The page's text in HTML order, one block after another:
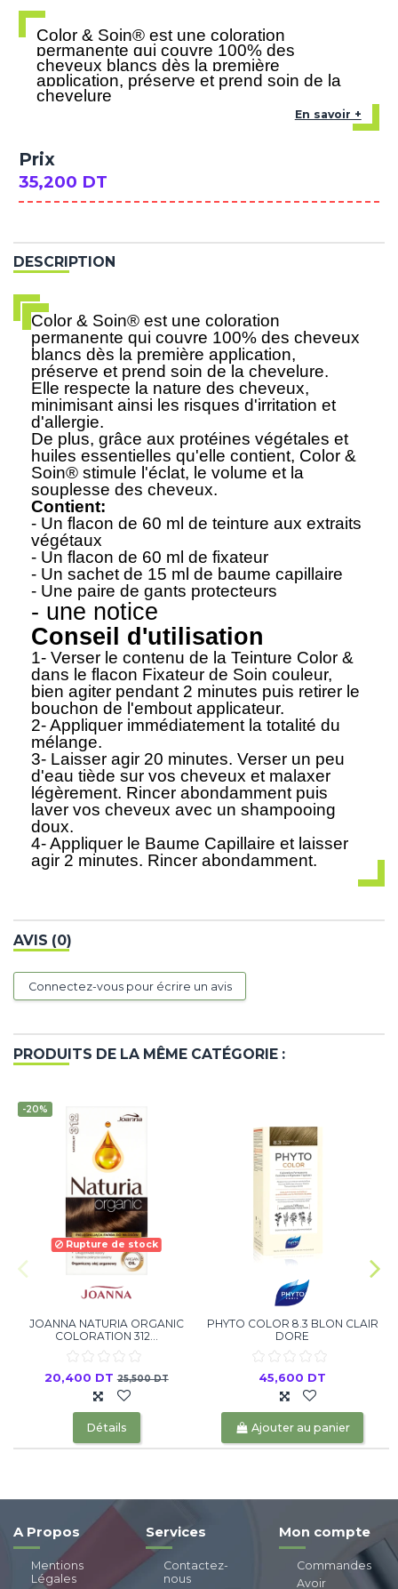
Color & Soin® est une coloration
permanente qui couvre 100% des
cheveux blancs dès la première
application, préserve et prend soin de la
chevelure
En savoir +
Prix
35,200 DT
DESCRIPTION
Color & Soin® est une coloration
permanente qui couvre 100% des cheveux
blancs dès la première application,
préserve et prend soin de la chevelure.
Elle respecte la nature des cheveux,
minimisant ainsi les risques d'irritation et
d'allergie.
De plus, grâce aux protéines végétales et
huiles essentielles qu'elle contient, Color &
Soin® stimule l'éclat, le volume et la
souplesse des cheveux.
Contient:
- Un flacon de 60 ml de teinture aux extraits
végétaux
- Un flacon de 60 ml de fixateur
- Un sachet de 15 ml de baume capillaire
- Une paire de gants protecteurs
- une notice
Conseil d'utilisation
1- Verser le contenu de la Teinture Color &
dans le flacon Fixateur de Soin couleur,
bien agiter pendant 2 minutes puis retirer le
bouchon de l'embout applicateur.
2- Appliquer immédiatement la totalité du
mélange.
3- Laisser agir 20 minutes. Verser un peu
d'eau tiède sur vos cheveux et malaxer
légèrement. Rincer abondamment puis
laver vos cheveux avec un shampooing
doux.
4- Appliquer le Baume Capillaire et laisser
agir 2 minutes. Rincer abondamment.
AVIS (0)
Connectez-vous pour écrire un avis
PRODUITS DE LA MÊME CATÉGORIE :
-20%
Rupture de stock
JOANNA NATURIA ORGANIC
COLORATION 312...
20,400 DT25,500 DT
Détails
PHYTO COLOR 8.3 BLON CLAIR
DORE
45,600 DT
Ajouter au panier
A Propos
Mentions
Légales
Services
Contactez-
nous
Mon compte
Commandes
Avoir